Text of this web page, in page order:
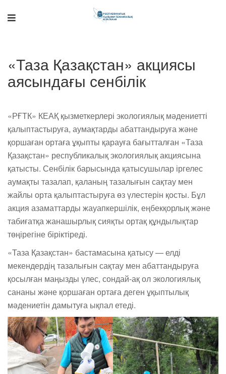
«Таза Қазақстан» акциясы
аясындағы сенбілік
«РҒТК» КЕАҚ қызметкерлері экологиялық мәдениетті
қалыптастыруға, аумақтарды абаттандыруға және
қоршаған ортаға ұқыпты қарауға бағытталған «Таза
Қазақстан» республикалық экологиялық акциясына
қатысты. Сенбілік барысында қатысушылар іргелес
аумақты тазалап, қаланың тазалығын сақтау мен
жайлы орта қалыптастыруға өз үлестерін қосты. Бұл
акция азаматтарды жауапкершілік, еңбекқорлық және
табиғатқа жанашырлық сияқты ортақ құндылықтар
төңірегіне біріктіреді.
«Таза Қазақстан» бастамасына қатысу — елді
мекендердің тазалығын сақтау мен абаттандыруға
қосылған маңызды үлес, сондай-ақ ол экологиялық
сананы және қоршаған ортаға деген ұқыптылық
мәдениетін дамытуға ықпал етеді.
Поддержка РНТБ
Онлайн-помощник
RU